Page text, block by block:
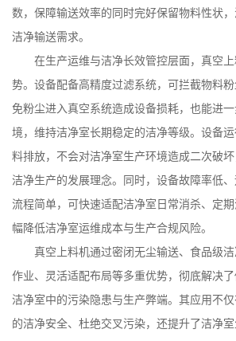
数，保障输送效率的同时完好保留物料性状
洁净输送需求。
在生产运维与洁净长效管控层面，真空
势。设备配备高精度过滤系统，可拦截物料
免粉尘进入真空系统造成设备损耗，也能进
境，维持洁净室长期稳定的洁净等级。设备
料排放，不会对洁净室生产环境造成二次破
洁净生产的发展理念。同时，设备故障率低
流程简单，可快速适配洁净室日常消杀、定
幅降低洁净室运维成本与生产合规风险。
真空上料机通过密闭无尘输送、食品级
作业、灵活适配布局等多重优势，彻底解决
洁净室中的污染隐患与生产弊端。其应用不
的洁净安全、杜绝交叉污染，还提升了洁净